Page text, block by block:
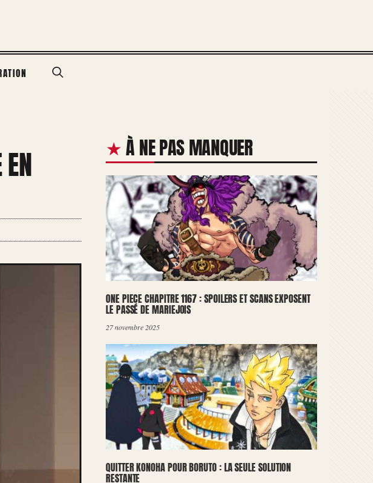
À NE PAS MANQUER
ONE PIECE CHAPITRE 1167 : SPOILERS ET SCANS EXPOSENT
LE PASSÉ DE MARIEJOIS
27 novembre 2025
QUITTER KONOHA POUR BORUTO : LA SEULE SOLUTION
RESTANTE